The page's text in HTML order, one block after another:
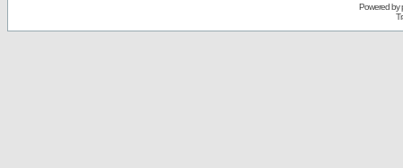
Powered by